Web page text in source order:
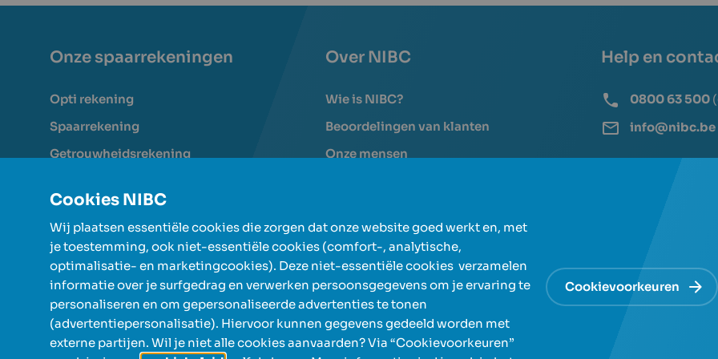
Onze spaarrekeningen
Opti rekening
Spaarrekening
Getrouwheidsrekening
Termijnrekeningen
Hoe klant worden?
Over NIBC
Wie is NIBC?
Beoordelingen van klanten
Onze mensen
Veilig sparen bij NIBC
Depositogarantiestelsel
Help en
0800 63 500
info@nibc.be
Heb je een klacht?
Cookies NIBC
Wij plaatsen essentiële cookies die zorgen dat onze website goed werkt en, met
je toestemming, ook niet-essentiële cookies (comfort-, analytische,
optimalisatie- en marketingcookies). Deze niet-essentiële cookies verzamelen
informatie over je surfgedrag en verwerken persoonsgegevens om je ervaring te
personaliseren en om gepersonaliseerde advertenties te tonen
(advertentiepersonalisatie). Hiervoor kunnen gegevens gedeeld worden met
externe partijen. Wil je niet alle cookies aanvaarden? Via “Cookievoorkeuren”
Cookievoorkeuren